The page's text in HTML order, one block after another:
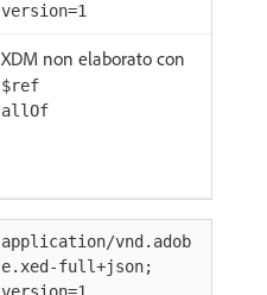
version=1
XDM non elaborato con
$ref
allOf
application/vnd.adob
e.xed-full+json;